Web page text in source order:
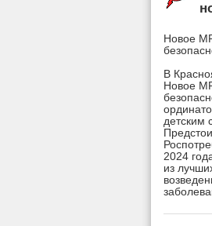
Новое
В
Новое
детским
2024
из